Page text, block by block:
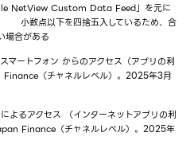
NetView Custom Data Feed」を元に
点以下を四捨五入しているため、合
場合がある
ートフォン からのアクセス（アプリの利
（チャネルレベル）。2025年3月
るアクセス （インターネットアプリの利
Finance（チャネルレベル）。2025年